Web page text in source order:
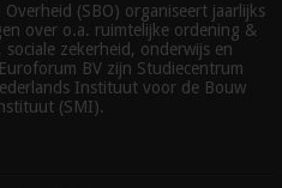
(SBO) organiseert jaarlijks
over o.a. ruimtelijke ordening &
zekerheid, onderwijs en
BV zijn Studiecentrum
Instituut voor de Bouw
(SMI).